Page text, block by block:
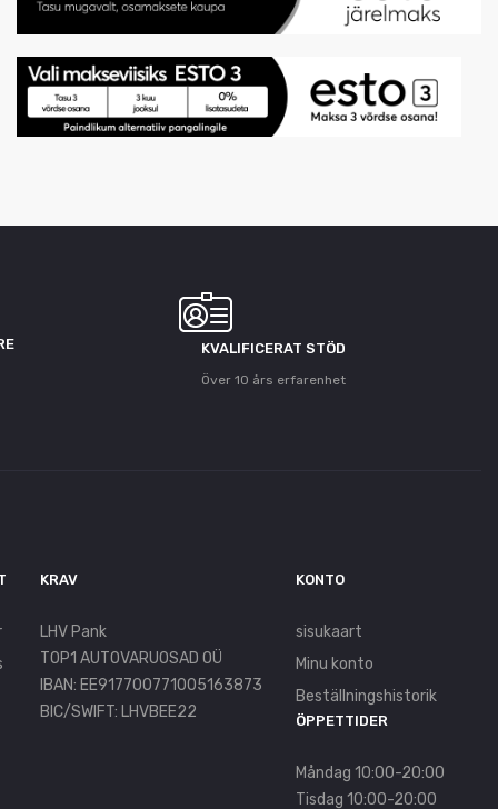
KVALIFICERAT STÖD
Över 10 års erfarenhet
KRAV
LHV Pank
TOP1 AUTOVARUOSAD OÜ
IBAN: EE917700771005163873
BIC/SWIFT: LHVBEE22
KONTO
sisukaart
Minu konto
Beställningshistorik
ÖPPETTIDER
Måndag 10:00-20:00
Tisdag 10:00-20:00